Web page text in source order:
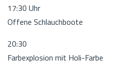
17:30 Uhr
Offene Schlauchboote
20:30
Farbexplosion mit Holi-Farbe